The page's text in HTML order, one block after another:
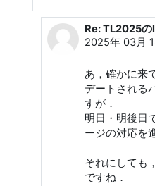
前田 一貴 へ
Re: TL2025
2025年 03月
あ，確かに来
デートされる
すが．
明日・明後日
ージの対応を
それにしても
ですね．